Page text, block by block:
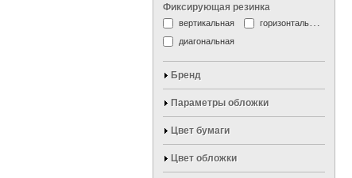
Фиксирующая резинка
вертикальная
горизонтальная
диагональная
Бренд
Параметры обложки
Цвет бумаги
Цвет обложки